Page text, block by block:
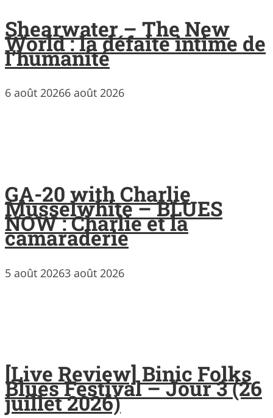
Shearwater – The New
World : la défaite intime de
l’humanité
6 août 20266 août 2026
GA-20 with Charlie
Musselwhite – BLUES
NOW : Charlie et la
camaraderie
5 août 20263 août 2026
[Live Review] Binic Folks
Blues Festival – Jour 3 (26
juillet 2026)